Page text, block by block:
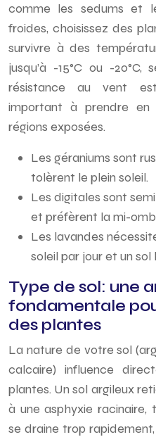
comme les sedums et
froides, choisissez des
survivre à des
jusqu’à -15°C ou -
résistance au vent
important à prendre
régions exposées.
Les géraniums sont
tolèrent le plein soleil.
Les digitales sont
et préfèrent la mi-
Les lavandes
soleil par jour et un sol
Type de sol: une
fondamentale
des plantes
La nature de votre sol
calcaire) influence
plantes. Un sol argileux
à une asphyxie racinaire,
se draine trop